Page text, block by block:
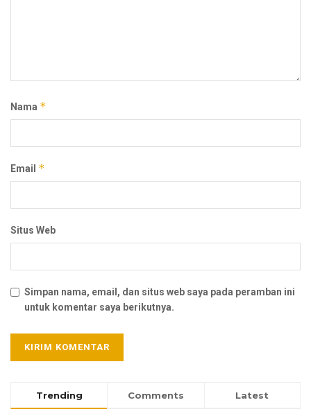
Nama *
Email *
Situs Web
Simpan nama, email, dan situs web saya pada peramban ini
untuk komentar saya berikutnya.
Trending Comments Latest